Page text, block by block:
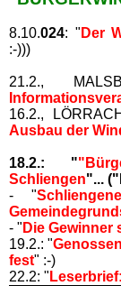
Login/Logoff
8.10.024: " Der
:-)))
21.2.,
16.2.,
Ausbau der
18.2.: "
Schliengen"...
- "
- " Die Gewinner
19.2.: "
fest" :-)
22.2: "